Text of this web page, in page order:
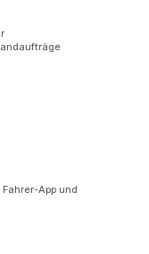
App und